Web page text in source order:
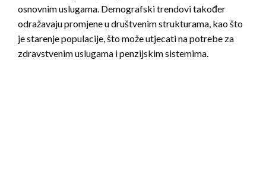
osnovnim uslugama. Demografski trendovi također
odražavaju promjene u društvenim strukturama, kao što
je starenje populacije, što može utjecati na potrebe za
zdravstvenim uslugama i penzijskim sistemima.